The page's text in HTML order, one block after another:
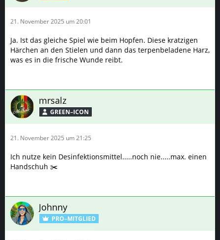
21. November 2025 um 20:01
Ja. Ist das gleiche Spiel wie beim Hopfen. Diese kratzigen
Härchen an den Stielen und dann das terpenbeladene Harz,
was es in die frische Wunde reibt.
mrsalz
GREEN–ICON
21. November 2025 um 21:25
Ich nutze kein Desinfektionsmittel.....noch nie.....max. einen
Handschuh ✂️
Johnny
PRO–MITGLIED